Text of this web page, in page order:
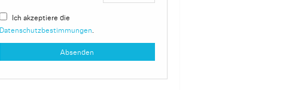
Ich akzeptiere die
Datenschutzbestimmungen